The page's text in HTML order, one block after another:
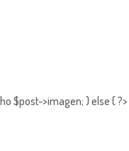
$post->imagen; } else { ?>